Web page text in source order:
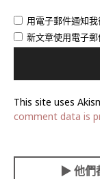
用電子郵件通知我
新文章使用電子郵
This site uses
comment data is
▶︎他們